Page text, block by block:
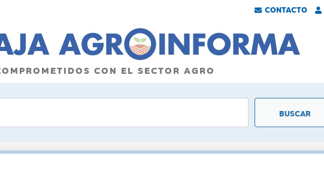
CONTACTO
CON EL SECTOR AGRO